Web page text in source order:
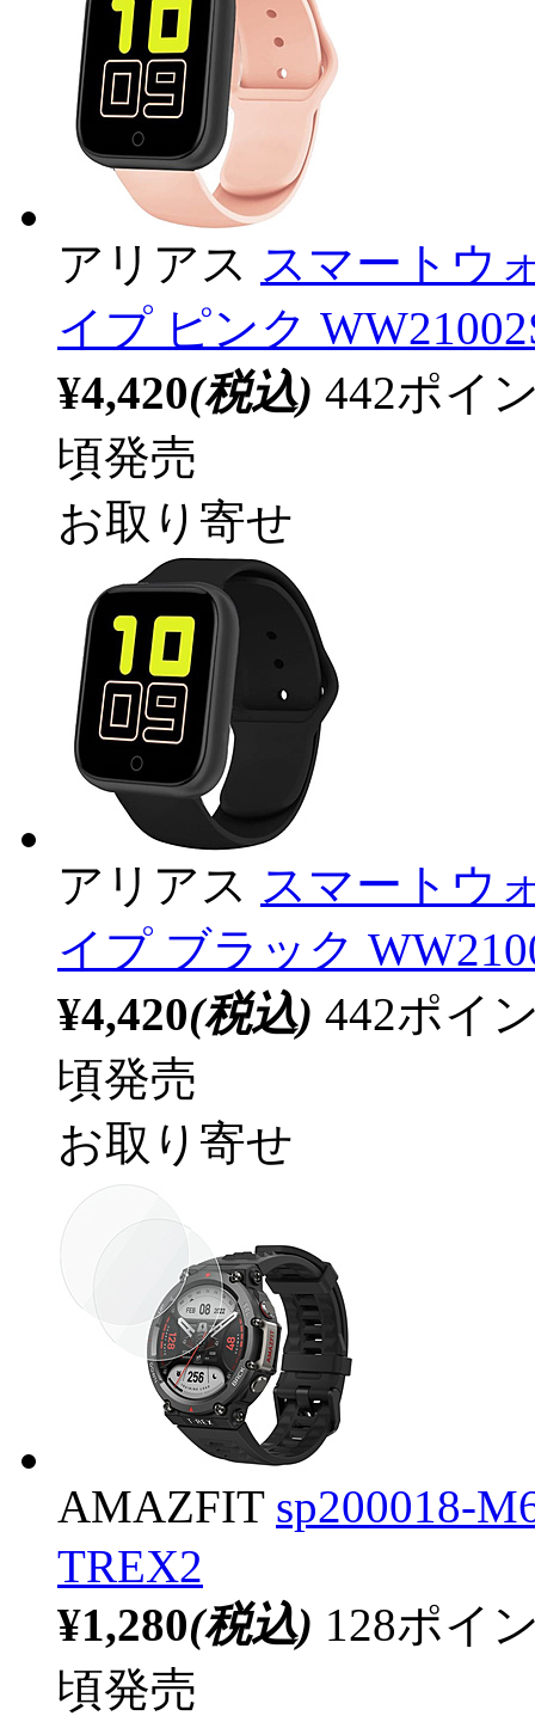
アリアス スマートウ
イプ ピンク
¥4,420(税込) 442ポイ
頃発売
お取り寄せ
アリアス スマートウ
イプ ブラック
¥4,420(税込) 442ポイ
頃発売
お取り寄せ
AMAZFIT sp200018-
TREX2
¥1,280(税込) 128ポイ
頃発売